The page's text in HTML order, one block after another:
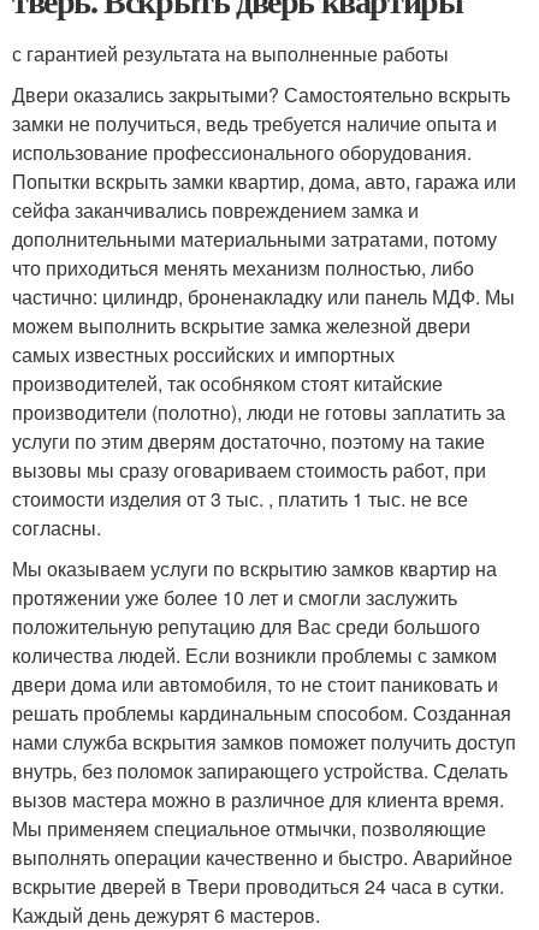
с гарантией результата на выполненные работы
Двери оказались закрытыми? Самостоятельно вскрыть
замки не получиться, ведь требуется наличие опыта и
использование профессионального оборудования.
Попытки вскрыть замки квартир, дома, авто, гаража или
сейфа заканчивались повреждением замка и
дополнительными материальными затратами, потому
что приходиться менять механизм полностью, либо
частично: цилиндр, броненакладку или панель МДФ. Мы
можем выполнить вскрытие замка железной двери
самых известных российских и импортных
производителей, так особняком стоят китайские
производители (полотно), люди не готовы заплатить за
услуги по этим дверям достаточно, поэтому на такие
вызовы мы сразу оговариваем стоимость работ, при
стоимости изделия от 3 тыс. , платить 1 тыс. не все
согласны.
Мы оказываем услуги по вскрытию замков квартир на
протяжении уже более 10 лет и смогли заслужить
положительную репутацию для Вас среди большого
количества людей. Если возникли проблемы с замком
двери дома или автомобиля, то не стоит паниковать и
решать проблемы кардинальным способом. Созданная
нами служба вскрытия замков поможет получить доступ
внутрь, без поломок запирающего устройства. Сделать
вызов мастера можно в различное для клиента время.
Мы применяем специальное отмычки, позволяющие
выполнять операции качественно и быстро. Аварийное
вскрытие дверей в Твери проводиться 24 часа в сутки.
Каждый день дежурят 6 мастеров.